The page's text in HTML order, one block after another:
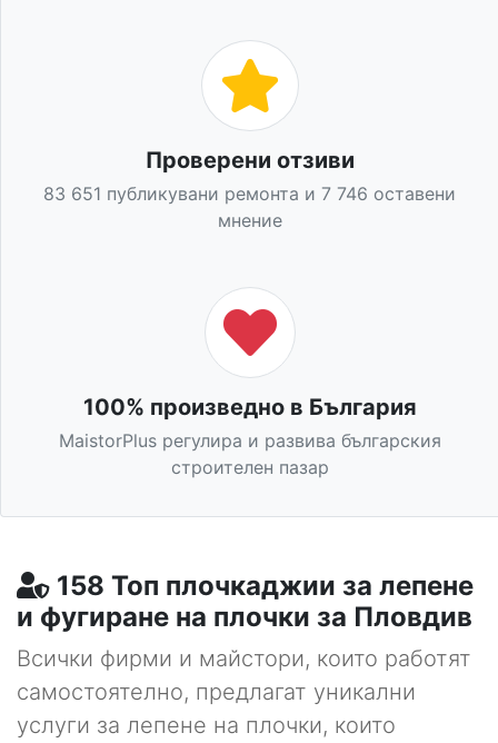
Проверени отзиви
83 651 публикувани ремонта и 7 746 оставени
мнение
100% произведно в България
MaistorPlus регулира и развива българския
строителен пазар
158 Топ плочкаджии за лепене
и фугиране на плочки за Пловдив
Всички фирми и майстори, които работят
самостоятелно, предлагат уникални
услуги за лепене на плочки, които